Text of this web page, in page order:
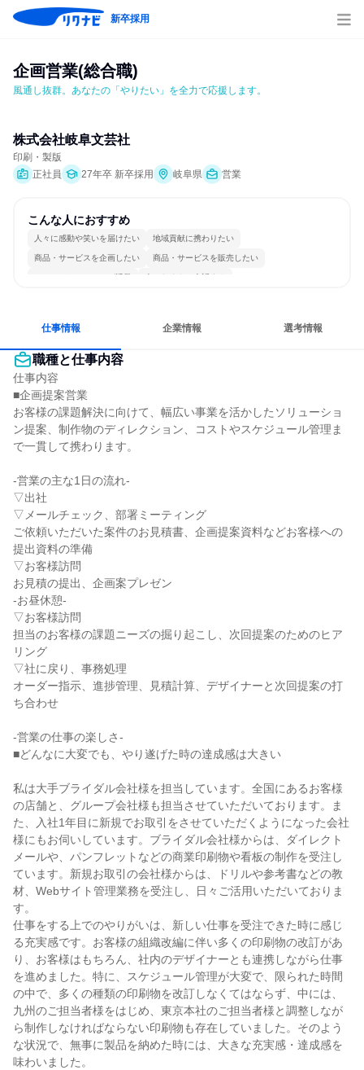
新卒採用
企画営業(総合職)
風通し抜群。あなたの「やりたい」を全力で応援します。
株式会社岐阜文芸社
印刷・製版
正社員
27年卒 新卒採用 岐阜県 営業
こんな人におすすめ
人々に感動や笑いを届けたい 地域貢献に携わりたい
商品・サービスを企画したい 商品・サービスを販売したい
コミュニケーションが活発 人とたくさん会話する
仕事情報 企業情報 選考情報
職種と仕事内容
仕事内容
■企画提案営業
お客様の課題解決に向けて、幅広い事業を活かしたソリューショ
ン提案、制作物のディレクション、コストやスケジュール管理ま
で一貫して携わります。
-営業の主な1日の流れ-
▽出社
▽メールチェック、部署ミーティング
ご依頼いただいた案件のお見積書、企画提案資料などお客様への
提出資料の準備
▽お客様訪問
お見積の提出、企画案プレゼン
-お昼休憩-
▽お客様訪問
担当のお客様の課題ニーズの掘り起こし、次回提案のためのヒア
リング
▽社に戻り、事務処理
オーダー指示、進捗管理、見積計算、デザイナーと次回提案の打
ち合わせ
-営業の仕事の楽しさ-
■どんなに大変でも、やり遂げた時の達成感は大きい
私は大手ブライダル会社様を担当しています。全国にあるお客様
の店舗と、グループ会社様も担当させていただいております。ま
た、入社1年目に新規でお取引をさせていただくようになった会社
様にもお伺いしています。ブライダル会社様からは、ダイレクト
メールや、パンフレットなどの商業印刷物や看板の制作を受注し
ています。新規お取引の会社様からは、ドリルや参考書などの教
材、Webサイト管理業務を受注し、日々ご活用いただいておりま
す。
仕事をする上でのやりがいは、新しい仕事を受注できた時に感じ
る充実感です。お客様の組織改編に伴い多くの印刷物の改訂があ
り、お客様はもちろん、社内のデザイナーとも連携しながら仕事
を進めました。特に、スケジュール管理が大変で、限られた時間
の中で、多くの種類の印刷物を改訂しなくてはならず、中には、
九州のご担当者様をはじめ、東京本社のご担当者様と調整しなが
ら制作しなければならない印刷物も存在していました。そのよう
な状況で、無事に製品を納めた時には、大きな充実感・達成感を
味わいました。